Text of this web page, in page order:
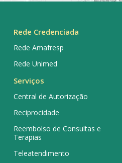
Rede Credenciada
Rede Amafresp
Rede Unimed
Serviços
Central de Autorização
Reciprocidade
Reembolso de Consultas e
Terapias
Teleatendimento